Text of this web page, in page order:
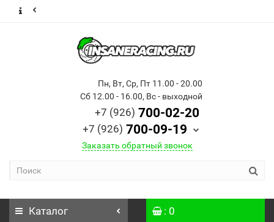
Пн, Вт, Ср, Пт 11.00 - 20.00
Сб 12.00 - 16.00, Вс - выходной
+7 (926) 700-02-20
+7 (926) 700-09-19
Заказать обратный звонок
Каталог : 0